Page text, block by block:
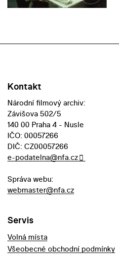
Kontakt
Národní filmový archiv:
Závišova 502/5
140 00 Praha 4 - Nusle
IČO: 00057266
DIČ: CZ00057266
e-podatelna@nfa.cz
Správa webu:
webmaster@nfa.cz
Servis
Volná místa
Všeobecné obchodní podmínky